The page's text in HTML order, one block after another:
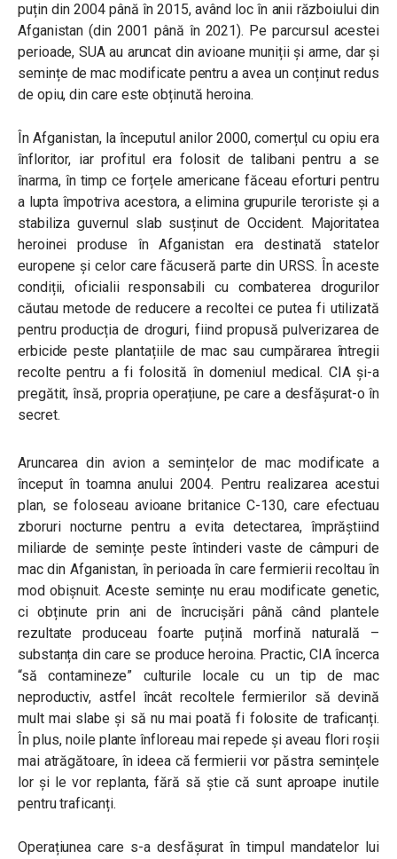
puțin din 2004 până în 2015, având loc în anii războiului din
Afganistan (din 2001 până în 2021). Pe parcursul acestei
perioade, SUA au aruncat din avioane muniții și arme, dar și
semințe de mac modificate pentru a avea un conținut redus
de opiu, din care este obținută heroina.
În Afganistan, la începutul anilor 2000, comerțul cu opiu era
înfloritor, iar profitul era folosit de talibani pentru a se
înarma, în timp ce forțele americane făceau eforturi pentru
a lupta împotriva acestora, a elimina grupurile teroriste și a
stabiliza guvernul slab susținut de Occident. Majoritatea
heroinei produse în Afganistan era destinată statelor
europene și celor care făcuseră parte din URSS. În aceste
condiții, oficialii responsabili cu combaterea drogurilor
căutau metode de reducere a recoltei ce putea fi utilizată
pentru producția de droguri, fiind propusă pulverizarea de
erbicide peste plantațiile de mac sau cumpărarea întregii
recolte pentru a fi folosită în domeniul medical. CIA și-a
pregătit, însă, propria operațiune, pe care a desfășurat-o în
secret.
Aruncarea din avion a semințelor de mac modificate a
început în toamna anului 2004. Pentru realizarea acestui
plan, se foloseau avioane britanice C-130, care efectuau
zboruri nocturne pentru a evita detectarea, împrăștiind
miliarde de semințe peste întinderi vaste de câmpuri de
mac din Afganistan, în perioada în care fermierii recoltau în
mod obișnuit. Aceste semințe nu erau modificate genetic,
ci obținute prin ani de încrucișări până când plantele
rezultate produceau foarte puțină morfină naturală –
substanța din care se produce heroina. Practic, CIA încerca
“să contamineze” culturile locale cu un tip de mac
neproductiv, astfel încât recoltele fermierilor să devină
mult mai slabe și să nu mai poată fi folosite de traficanți.
În plus, noile plante înfloreau mai repede și aveau flori roșii
mai atrăgătoare, în ideea că fermierii vor păstra semințele
lor și le vor replanta, fără să știe că sunt aproape inutile
pentru traficanți.
Operațiunea care s-a desfășurat în timpul mandatelor lui